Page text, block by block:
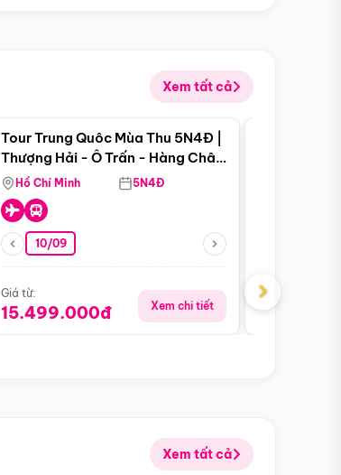
Xem tất cả
Điểm nổi bật
Tour Trung Quôc Mùa Thu 5N4Đ |
Thượng Hải - Ô Trấn - Hàng Châu
(Tour Không Shopping)
Hồ Chí Minh 5N4Đ
10/09
Giá từ:
15.499.000đ Xem chi tiết
Giá từ:
›
Xem tất cả
Điểm nổi bật